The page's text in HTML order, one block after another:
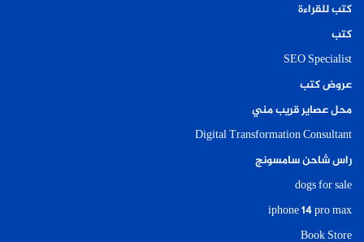
كتب للقراءة
كتب
SEO Specialist
عروض كتب
محل عصاير قريب مني
Digital Transformation Consultant
راس شاحن سامسونج
dogs for sale
iphone 14 pro max
Book Store